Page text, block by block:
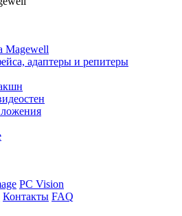
Magewell
адаптеры и репитеры
PC Vision
Контакты FAQ